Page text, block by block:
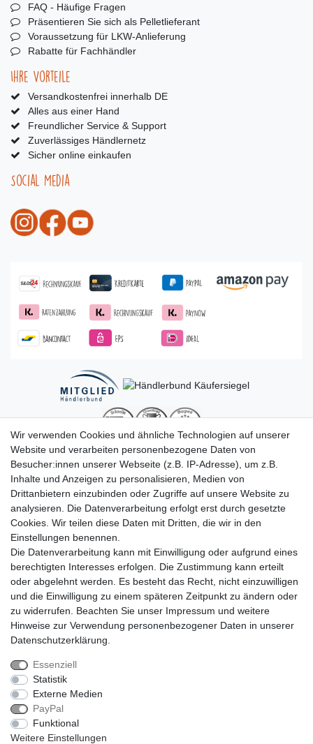
FAQ - Häufige Fragen
Präsentieren Sie sich als Pelletlieferant
Voraussetzung für LKW-Anlieferung
Rabatte für Fachhändler
Ihre Vorteile
Versandkostenfrei innerhalb DE
Alles aus einer Hand
Freundlicher Service & Support
Zuverlässiges Händlernetz
Sicher online einkaufen
Social Media
Impressum Daten­schutz­erklärung AGB
Barrierefreiheitserklärung
* Alle Preise inkl. gesetzlichen Mehrwertsteuer zzgl.
Wir verwenden Cookies und ähnliche Technologien auf unserer
Website und verarbeiten personenbezogene Daten von
Besucher:innen unserer Webseite (z.B. IP-Adresse), um z.B.
Inhalte und Anzeigen zu personalisieren, Medien von
Drittanbietern einzubinden oder Zugriffe auf unsere Website zu
analysieren. Die Datenverarbeitung erfolgt erst durch gesetzte
Cookies. Wir teilen diese Daten mit Dritten, die wir in den
Einstellungen benennen.
Die Datenverarbeitung kann mit Einwilligung oder aufgrund eines
berechtigten Interesses erfolgen. Die Zustimmung kann erteilt
oder abgelehnt werden. Es besteht das Recht, nicht einzuwilligen
und die Einwilligung zu einem späteren Zeitpunkt zu ändern oder
zu widerrufen. Beachten Sie unser Impressum und weitere
Hinweise zur Verwendung personenbezogener Daten in unserer
Daten­schutz­erklärung
Essenziell
Statistik
Externe Medien
PayPal
Funktional
Weitere Einstellungen